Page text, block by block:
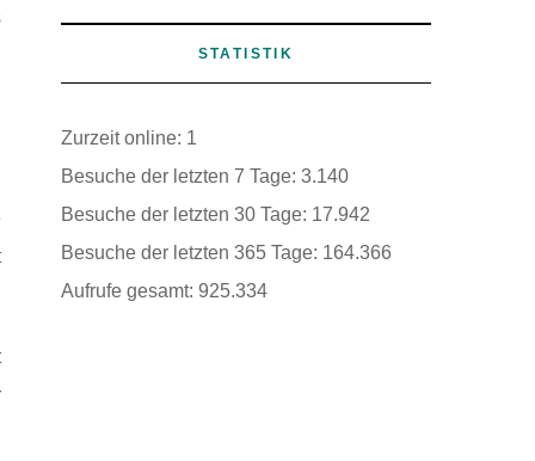
STATISTIK
Zurzeit online: 1
Besuche der letzten 7 Tage: 3.140
Besuche der letzten 30 Tage: 17.942
Besuche der letzten 365 Tage: 164.366
Aufrufe gesamt: 925.334